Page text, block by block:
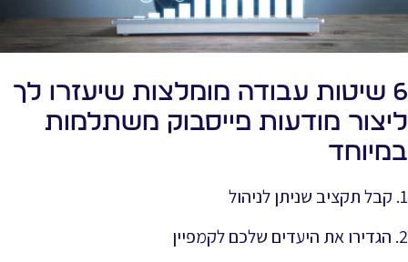
6 שיטות עבודה מומלצות שיעזרו לך
ליצור מודעות פייסבוק משתלמות
במיוחד
1. קבל תקציב שניתן לניהול
2. הגדירו את היעדים שלכם לקמפיין